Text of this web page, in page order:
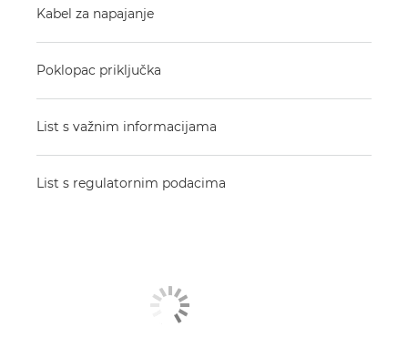
Kabel za napajanje
Poklopac priključka
List s važnim informacijama
List s regulatornim podacima